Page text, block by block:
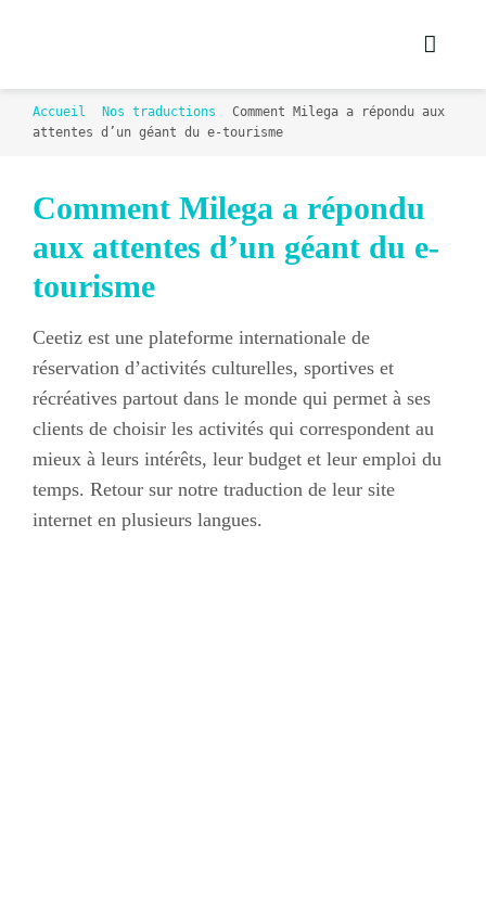
Accueil Nos traductions
Comment Milega a répondu aux
attentes d’un géant du e-tourisme
Comment Milega a répondu
aux attentes d’un géant du e-
tourisme
Ceetiz est une plateforme internationale de
réservation d’activités culturelles, sportives et
récréatives partout dans le monde qui permet à ses
clients de choisir les activités qui correspondent au
mieux à leurs intérêts, leur budget et leur emploi du
temps. Retour sur notre traduction de leur site
internet en plusieurs langues.